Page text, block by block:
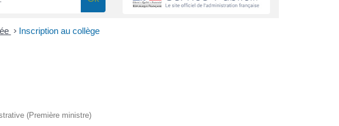
> Inscription au collège
(Première ministre)